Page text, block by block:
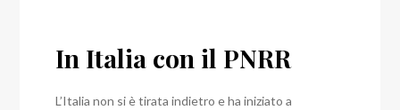
In Italia con il PNRR
L’Italia non si è tirata indietro e ha iniziato a